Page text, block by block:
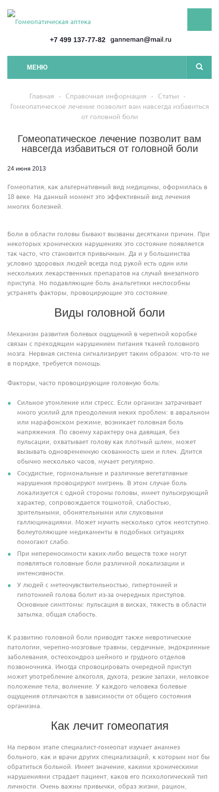
+7 499 137-77-82 ganneman@mail.ru
МЕНЮ
Главная - Справочная информация - Статьи
-
Гомеопатическое лечение позволит вам навсегда избавиться
от головной боли
Гомеопатическое лечение позволит вам
навсегда избавиться от головной боли
24 июня 2013
Гомеопатия, как альтернативный вид медицины, оформилась в
18 веке. На данный момент это эффективный вид лечения
многих болезней.
Боли в области головы бывают вызваны десятками причин. При
некоторых хронических нарушениях это состояние появляется
так часто, что становится привычным. Да и у большинства
условно здоровых людей всегда под рукой есть один или
нескольких лекарственных препаратов на случай внезапного
приступа. Но подавляющие боль анальгетики неспособны
устранять факторы, провоцирующие это состояние.
Виды головной боли
Механизм развития болевых ощущений в черепной коробке
связан с преходящим нарушением питания тканей головного
мозга. Нервная система сигнализирует таким образом: что-то не
в порядке, требуется помощь.
Факторы, часто провоцирующие головную боль:
Сильное утомление или стресс. Если организм затрачивает
много усилий для преодоления неких проблем: в авральном
или марафонском режиме, возникает головная боль
напряжения. По своему характеру она давящая, без
пульсации, охватывает голову как плотный шлем, может
вызывать одновременную скованность шеи и плеч. Длится
обычно несколько часов, мучает регулярно.
Сосудистые, гормональные и различные вегетативные
нарушения провоцируют мигрень. В этом случае боль
локализуется с одной стороны головы, имеет пульсирующий
характер, сопровождается тошнотой, слабостью,
зрительными, обонятельными или слуховыми
галлюцинациями. Может мучить несколько суток неотступно.
Болеутоляющие медикаменты в подобных ситуациях
помогают слабо.
При непереносимости каких-либо веществ тоже могут
появляться головные боли различной локализации и
интенсивности.
У людей с метеочувствительностью, гипертонией и
гипотонией голова болит из-за очередных приступов.
Основные симптомы: пульсация в висках, тяжесть в области
затылка, общая слабость.
К развитию головной боли приводят также невротические
патологии, черепно-мозговые травмы, сердечные, эндокринные
заболевания, остеохондроз шейного и грудного отделов
позвоночника. Иногда спровоцировать очередной приступ
может употребление алкоголя, духота, резкие запахи, неловкое
положение тела, волнение. У каждого человека болевые
ощущения отличаются в зависимости от общего состояния
организма.
Как лечит гомеопатия
На первом этапе специалист-гомеопат изучает анамнез
больного, как и врачи других специализаций, к которым мог бы
обратиться больной. Имеет значение, какими хроническими
нарушениями страдает пациент, каков его психологический тип
личности. Очень важны привычки, образ жизни, рацион,